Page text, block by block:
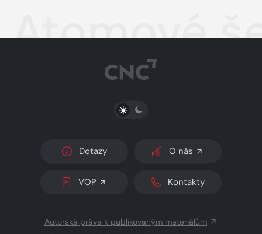
Atomové
PŘEPNOUT SVĚTLÝ/TMAVÝ REŽIM
Dotazy O nás
VOP Kontakty
Autorská práva k publikovaným materiálům